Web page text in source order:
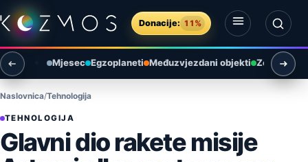
Preskoči na sadržaj
Donacije: 11%
Otvori izbornik
Otvori pretragu
Mjesec Egzoplaneti Međuzvjezdani objekti Zemlja i
Naslovnica Tehnologija
TEHNOLOGIJA
Glavni dio rakete misije